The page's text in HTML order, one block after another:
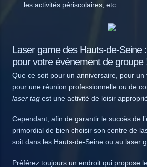
les activités périscolaires, etc.
Laser game des Hauts-de-Seine :
pour votre événement de groupe !
Que ce soit pour un anniversaire, pour un
pour une réunion professionnelle ou de
laser tag est une activité de loisir
Cependant, afin de garantir le succès de
primordial de bien choisir son centre de
soit dans les Hauts-de-Seine ou au laser
Préférez toujours un endroit qui propose